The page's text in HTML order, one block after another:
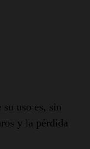
uso es, sin
y la pérdida